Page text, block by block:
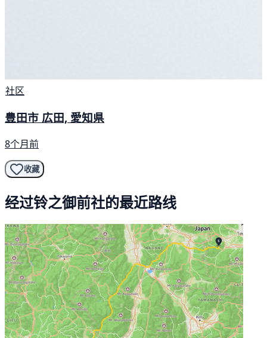
社区
豊田市 広田, 愛知県
8个月前
收藏
经过铃之御前社的最近路线